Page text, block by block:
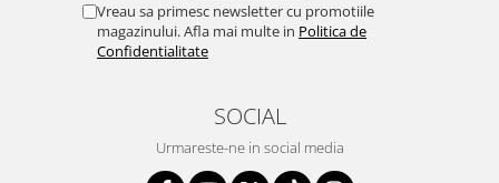
Vreau sa primesc newsletter cu promotiile
magazinului. Afla mai multe in Politica de
Confidentialitate
SOCIAL
Urmareste-ne in social media